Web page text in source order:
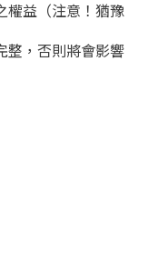
權益（注意！猶豫
整，否則將會影響